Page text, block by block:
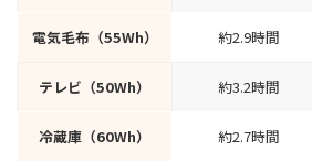
電気毛布（55Wh） 約2.9時間
テレビ（50Wh） 約3.2時間
冷蔵庫（60Wh） 約2.7時間